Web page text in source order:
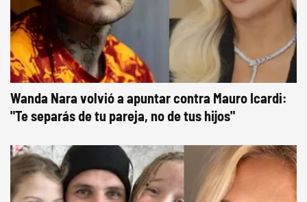
Wanda Nara volvió a apuntar contra Mauro Icardi:
"Te separás de tu pareja, no de tus hijos"